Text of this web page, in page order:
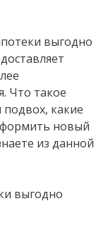
выгодно
Что такое
какие
новый
из данной